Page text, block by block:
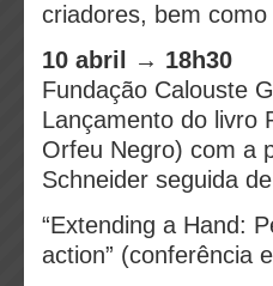
criadores, bem
10 abril → 18h30
Fundação Calouste
Lançamento do livro
Orfeu Negro) com a
Schneider seguida
“Extending a Hand:
action” (conferência